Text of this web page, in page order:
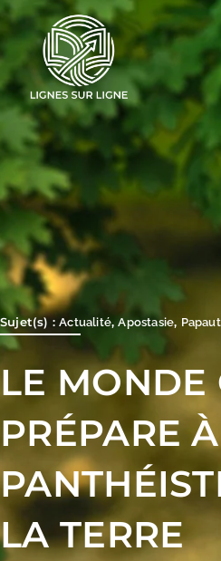
Aller
au
contenu
Sujet(s) : Actualité,Apostasie,
LE MONDE
PRÉPARE
LA TERRE